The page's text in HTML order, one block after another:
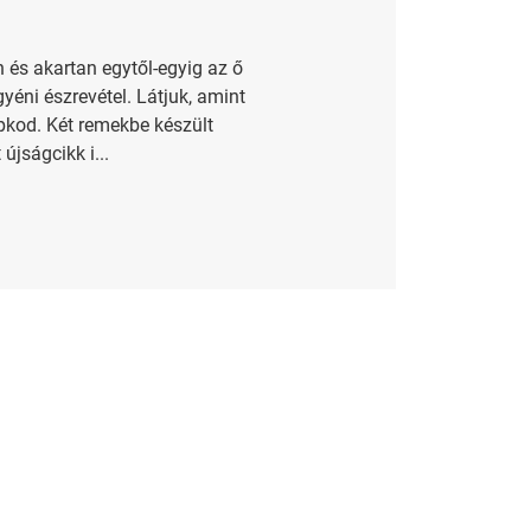
és akartan egytől-egyig az ő
észrevétel. Látjuk, amint
Két remekbe készült
újságcikk i...